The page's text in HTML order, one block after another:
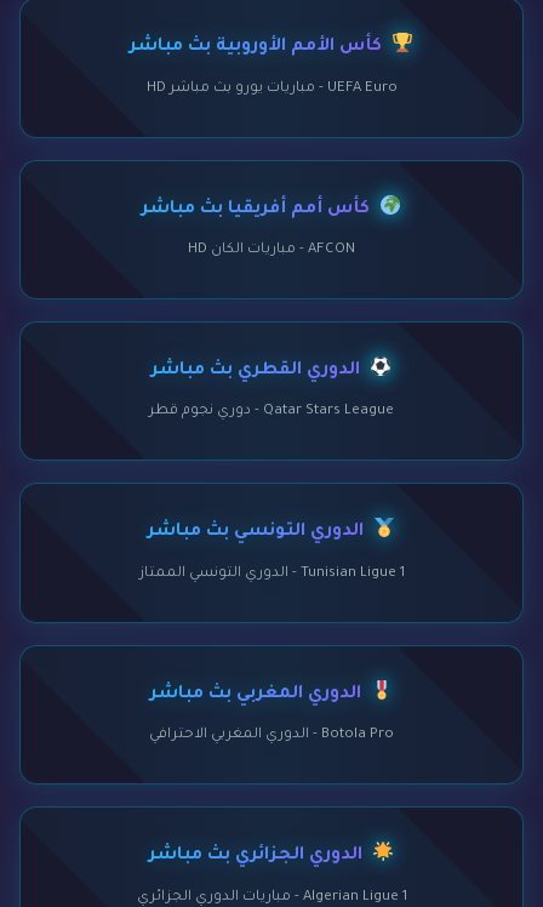
كأس الأمم الأوروبية بث مباشر
UEFA Euro - مباريات يورو بث مباشر HD
كأس أمم أفريقيا بث مباشر
AFCON - مباريات الكان HD
الدوري القطري بث مباشر
Qatar Stars League - دوري نجوم قطر
الدوري التونسي بث مباشر
Tunisian Ligue 1 - الدوري التونسي الممتاز
الدوري المغربي بث مباشر
Botola Pro - الدوري المغربي الاحترافي
الدوري الجزائري بث مباشر
Algerian Ligue 1 - مباريات الدوري الجزائري